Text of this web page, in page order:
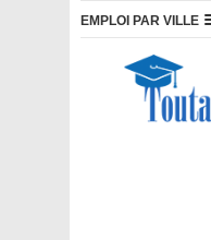
EMPLOI PAR VILLE